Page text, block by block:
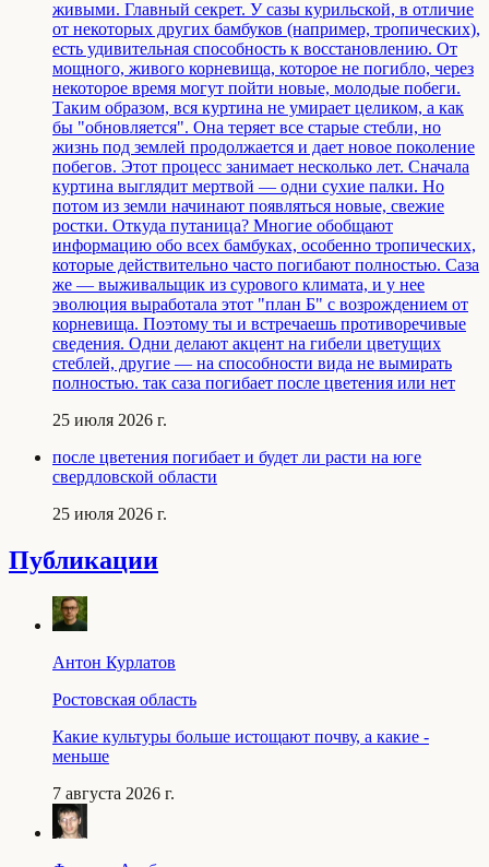
живыми. Главный секрет. У сазы курильской, в отличие
от некоторых других бамбуков (например, тропических),
есть удивительная способность к восстановлению. От
мощного, живого корневища, которое не погибло, через
некоторое время могут пойти новые, молодые побеги.
Таким образом, вся куртина не умирает целиком, а как
бы "обновляется". Она теряет все старые стебли, но
жизнь под землей продолжается и дает новое поколение
побегов. Этот процесс занимает несколько лет. Сначала
куртина выглядит мертвой — одни сухие палки. Но
потом из земли начинают появляться новые, свежие
ростки. Откуда путаница? Многие обобщают
информацию обо всех бамбуках, особенно тропических,
которые действительно часто погибают полностью. Саза
же — выживальщик из сурового климата, и у нее
эволюция выработала этот "план Б" с возрождением от
корневища. Поэтому ты и встречаешь противоречивые
сведения. Одни делают акцент на гибели цветущих
стеблей, другие — на способности вида не вымирать
полностью. так саза погибает после цветения или нет
25 июля 2026 г.
после цветения погибает и будет ли расти на юге
свердловской области
25 июля 2026 г.
Публикации
Антон Курлатов
Ростовская область
Какие культуры больше истощают почву, а какие -
меньше
7 августа 2026 г.